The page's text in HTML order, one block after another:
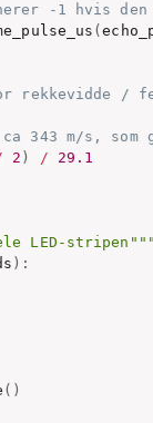
-1 hvis
(
rekkevidde /
343 m/s,
2 ) /
29.1
LED-
) :
( )